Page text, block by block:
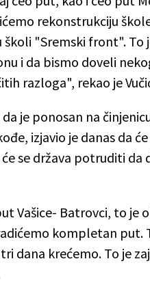
rekonstrukciju
školi "Sremski front".
i da bismo doveli
razloga", rekao je
da je ponosan na
izjavio je danas da
će se država potruditi
Vašice- Batrovci, to je
kompletan put.
dana krećemo. To je